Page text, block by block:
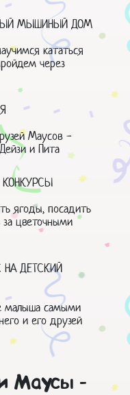
МЫШИНЫЙ ДОМ
кататься
через
Маусов -
и Пита
ягоды, посадить
за цветочными
ДЕТСКИЙ
малыша самыми
и его друзей
Маусы -